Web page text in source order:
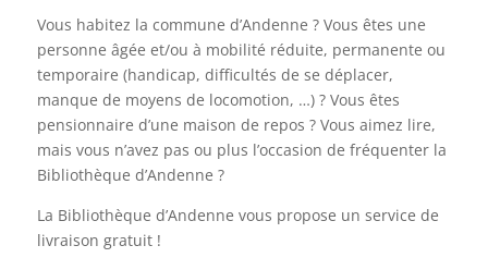
Vous habitez la commune d’Andenne ? Vous êtes une
personne âgée et/ou à mobilité réduite, permanente ou
temporaire (handicap, difficultés de se déplacer,
manque de moyens de locomotion, …) ? Vous êtes
pensionnaire d’une maison de repos ? Vous aimez lire,
mais vous n’avez pas ou plus l’occasion de fréquenter la
Bibliothèque d’Andenne ?
La Bibliothèque d’Andenne vous propose un service de
livraison gratuit !